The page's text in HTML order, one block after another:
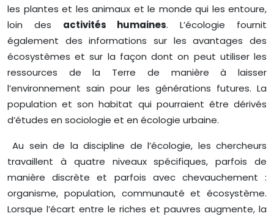
les plantes et les animaux et le monde qui les entoure,
loin des activités humaines. L’écologie fournit
également des informations sur les avantages des
écosystèmes et sur la façon dont on peut utiliser les
ressources de la Terre de manière à laisser
l’environnement sain pour les générations futures. La
population et son habitat qui pourraient être dérivés
d’études en sociologie et en écologie urbaine.
Au sein de la discipline de l’écologie, les chercheurs
travaillent à quatre niveaux spécifiques, parfois de
manière discrète et parfois avec chevauchement :
organisme, population, communauté et écosystème.
Lorsque l’écart entre le riches et pauvres augmente, la